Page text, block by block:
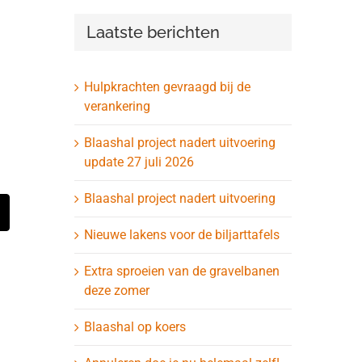
Laatste berichten
Hulpkrachten gevraagd bij de
verankering
Blaashal project nadert uitvoering
update 27 juli 2026
Blaashal project nadert uitvoering
Nieuwe lakens voor de biljarttafels
Extra sproeien van de gravelbanen
deze zomer
Blaashal op koers